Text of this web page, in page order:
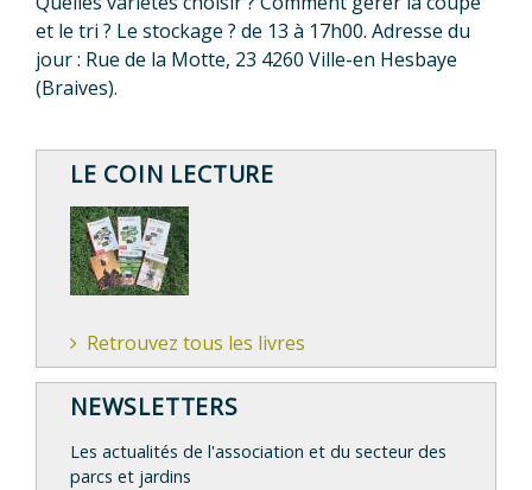
et le tri ? Le stockage ? de 13 à 17h00. Adresse du
jour : Rue de la Motte, 23 4260 Ville-en Hesbaye
(Braives).
LE COIN LECTURE
Retrouvez tous les livres
NEWSLETTERS
Les actualités de l'association et du secteur des
parcs et jardins